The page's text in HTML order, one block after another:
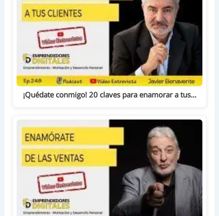
¡Quédate conmigo! 20 claves para enamorar a tus…